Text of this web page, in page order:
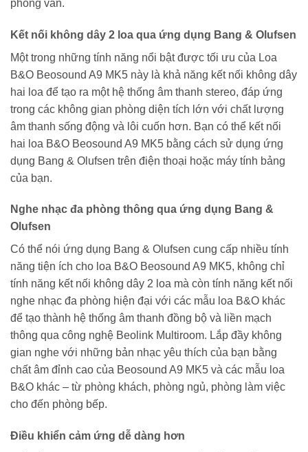
phỏng vấn.
Kết nối không dây 2 loa qua ứng dụng Bang & Olufsen
Một trong những tính năng nổi bật được tối ưu của Loa
B&O Beosound A9 MK5 này là khả năng kết nối không dây
hai loa để tạo ra một hệ thống âm thanh stereo, đáp ứng
trong các không gian phòng diện tích lớn với chất lượng
âm thanh sống động và lôi cuốn hơn. Bạn có thể kết nối
hai loa B&O Beosound A9 MK5 bằng cách sử dụng ứng
dụng Bang & Olufsen trên điện thoại hoặc máy tính bảng
của bạn.
Nghe nhạc đa phòng thông qua ứng dụng Bang &
Olufsen
Có thể nói ứng dụng Bang & Olufsen cung cấp nhiều tính
năng tiện ích cho loa B&O Beosound A9 MK5, không chỉ
tính năng kết nối không dây 2 loa mà còn tính năng kết nối
nghe nhạc đa phòng hiện đại với các mẫu loa B&O khác
để tạo thành hệ thống âm thanh đồng bộ và liền mạch
thông qua công nghệ Beolink Multiroom. Lắp đầy không
gian nghe với những bản nhạc yêu thích của bạn bằng
chất âm đỉnh cao của Beosound A9 MK5 và các mẫu loa
B&O khác – từ phòng khách, phòng ngủ, phòng làm việc
cho đến phòng bếp.
Điều khiển cảm ứng dễ dàng hơn